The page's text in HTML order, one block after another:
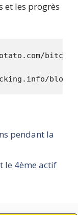
et les progrès
pendant la
le 4ème actif